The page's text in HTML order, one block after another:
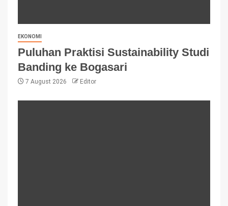
EKONOMI
Puluhan Praktisi Sustainability Studi
Banding ke Bogasari
7 August 2026 Editor